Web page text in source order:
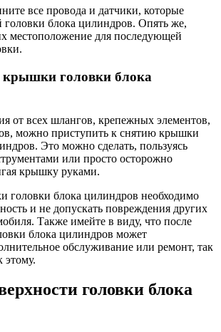
все провода и датчики, которые
головки блока цилиндров. Опять же,
местоположение для последующей
головки блока
от всех шлангов, крепежных элементов,
можно приступить к снятию крышки
Это можно сделать, пользуясь
или просто осторожно
крышку руками.
головки блока цилиндров необходимо
и не допускать повреждения других
Также имейте в виду, что после
блока цилиндров может
обслуживание или ремонт, так
этому.
головки блока